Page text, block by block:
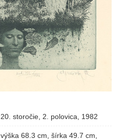
20. storočie, 2. polovica, 1982
výška 68.3 cm, šírka 49.7 cm,